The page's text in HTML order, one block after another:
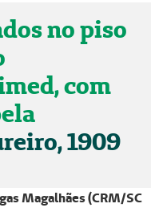
no piso
com
1909
Magalhães (CRM/SC